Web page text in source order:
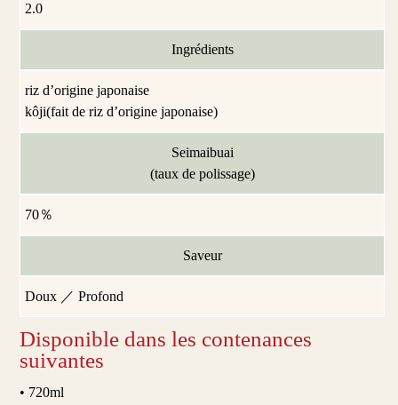
2.0
Ingrédients
riz d’origine japonaise
kôji(fait de riz d’origine japonaise)
Seimaibuai
(taux de polissage)
70％
Saveur
Doux ／ Profond
Disponible dans les contenances
suivantes
• 720ml